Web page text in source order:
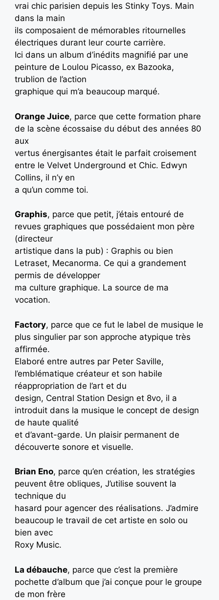
vrai chic parisien depuis les Stinky Toys. Main
dans la main
ils composaient de mémorables ritournelles
électriques durant leur courte carrière.
Ici dans un album d’inédits magnifié par une
peinture de Loulou Picasso, ex Bazooka,
trublion de l’action
graphique qui m’a beaucoup marqué.
Orange Juice, parce que cette formation phare
de la scène écossaise du début des années 80
aux
vertus énergisantes était le parfait croisement
entre le Velvet Underground et Chic. Edwyn
Collins, il n’y en
a qu’un comme toi.
Graphis, parce que petit, j’étais entouré de
revues graphiques que possédaient mon père
(directeur
artistique dans la pub) : Graphis ou bien
Letraset, Mecanorma. Ce qui a grandement
permis de développer
ma culture graphique. La source de ma
vocation.
Factory, parce que ce fut le label de musique le
plus singulier par son approche atypique très
affirmée.
Elaboré entre autres par Peter Saville,
l’emblématique créateur et son habile
réappropriation de l’art et du
design, Central Station Design et 8vo, il a
introduit dans la musique le concept de design
de haute qualité
et d’avant-garde. Un plaisir permanent de
découverte sonore et visuelle.
Brian Eno, parce qu’en création, les stratégies
peuvent être obliques, J’utilise souvent la
technique du
hasard pour agencer des réalisations. J’admire
beaucoup le travail de cet artiste en solo ou
bien avec
Roxy Music.
La débauche, parce que c’est la première
pochette d’album que j’ai conçue pour le groupe
de mon frère